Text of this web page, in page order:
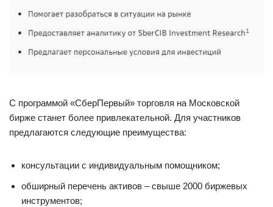
С программой «СберПервый» торговля на Московской
бирже станет более привлекательной. Для участников
предлагаются следующие преимущества:
консультации с индивидуальным помощником;
обширный перечень активов – свыше 2000 биржевых
инструментов;